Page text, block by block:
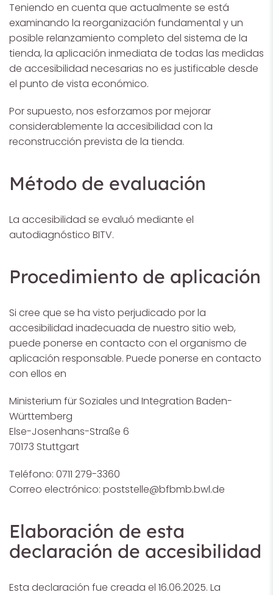
Teniendo en cuenta que actualmente se está
examinando la reorganización fundamental y un
posible relanzamiento completo del sistema de la
tienda, la aplicación inmediata de todas las medidas
de accesibilidad necesarias no es justificable desde
el punto de vista económico.
Por supuesto, nos esforzamos por mejorar
considerablemente la accesibilidad con la
reconstrucción prevista de la tienda.
Método de evaluación
La accesibilidad se evaluó mediante el
autodiagnóstico BITV.
Procedimiento de aplicación
Si cree que se ha visto perjudicado por la
accesibilidad inadecuada de nuestro sitio web,
puede ponerse en contacto con el organismo de
aplicación responsable. Puede ponerse en contacto
con ellos en
Ministerium für Soziales und Integration Baden-
Württemberg
Else-Josenhans-Straße 6
70173 Stuttgart
Teléfono: 0711 279-3360
Correo electrónico: poststelle@bfbmb.bwl.de
Elaboración de esta
declaración de accesibilidad
Esta declaración fue creada el 16.06.2025. La